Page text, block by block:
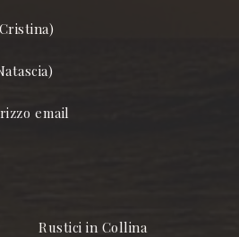
email
Rustici in Collina